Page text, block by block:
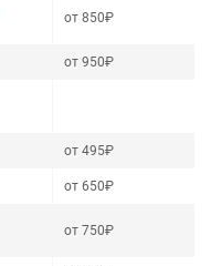
от 850₽
от 950₽
от 495₽
от 650₽
от 750₽